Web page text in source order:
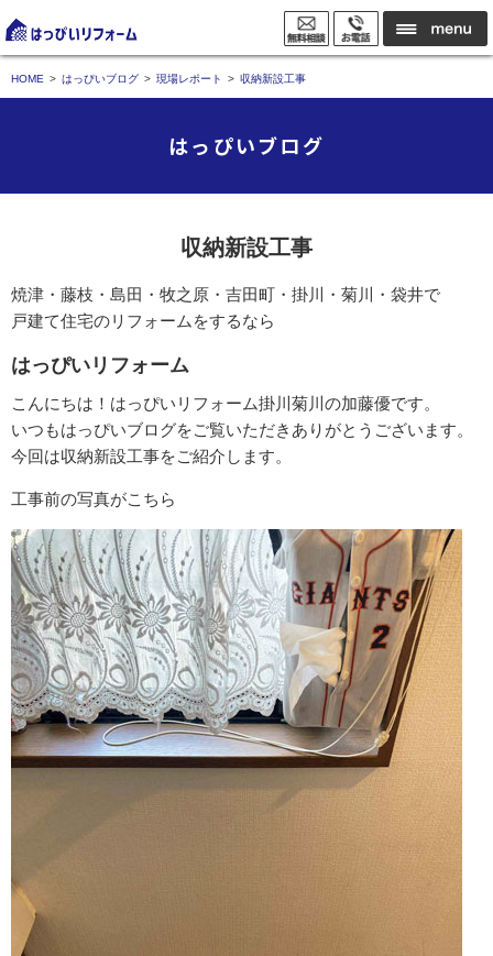
HOME はっぴいブログ 現場レポート 収納新設工事
はっぴいブログ
収納新設工事
焼津・藤枝・島田・牧之原・吉田町・掛川・菊川・袋井で
戸建て住宅のリフォームをするなら
はっぴいリフォーム
こんにちは！はっぴいリフォーム掛川菊川の加藤優です。
いつもはっぴいブログをご覧いただきありがとうございます。
今回は収納新設工事をご紹介します。
工事前の写真がこちら